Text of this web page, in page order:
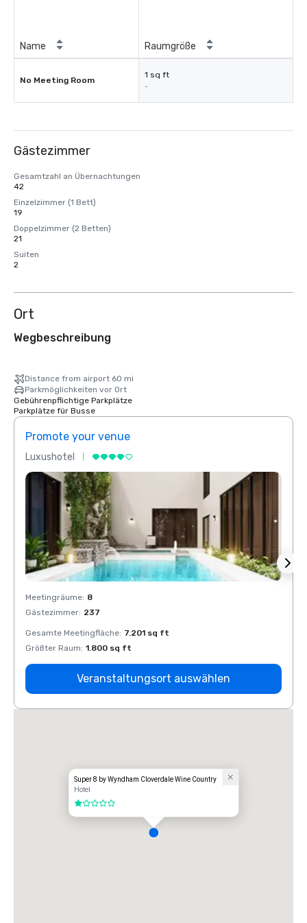
Name Raumgröße
No Meeting Room
1 sq ft
-
Gästezimmer
Gesamtzahl an Übernachtungen
42
Einzelzimmer (1 Bett)
19
Doppelzimmer (2 Betten)
21
Suiten
2
Ort
Wegbeschreibung
Distance from airport 60 mi
Parkmöglichkeiten vor Ort
Gebührenpflichtige Parkplätze
Parkplätze für Busse
Promote your venue
Luxushotel
Meetingräume: 8
Gästezimmer: 237
Gesamte Meetingfläche: 7.201 sq ft
Größter Raum: 1.800 sq ft
Veranstaltungsort auswählen
Super 8 by Wyndham Cloverdale Wine Country
Hotel
1 von 5